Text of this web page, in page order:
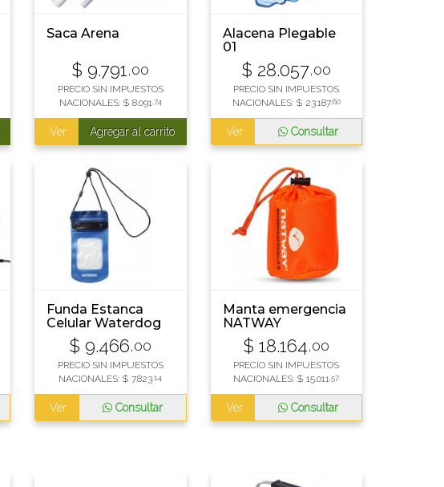
Saca Arena
$ 9.791 ,00
PRECIO SIN IMPUESTOS
NACIONALES: $ 8.091,74
Ver Agregar al carrito
Alacena Plegable
01
$ 28.057,00
PRECIO SIN IMPUESTOS
NACIONALES: $ 23.187,60
Ver Consultar
Funda Estanca
Celular Waterdog
$ 9.466,00
PRECIO SIN IMPUESTOS
NACIONALES: $ 7.823,14
Ver Consultar
Manta emergencia
NATWAY
MEMERG02
$ 18.164,00
PRECIO SIN IMPUESTOS
NACIONALES: $ 15.011,57
Ver Consultar